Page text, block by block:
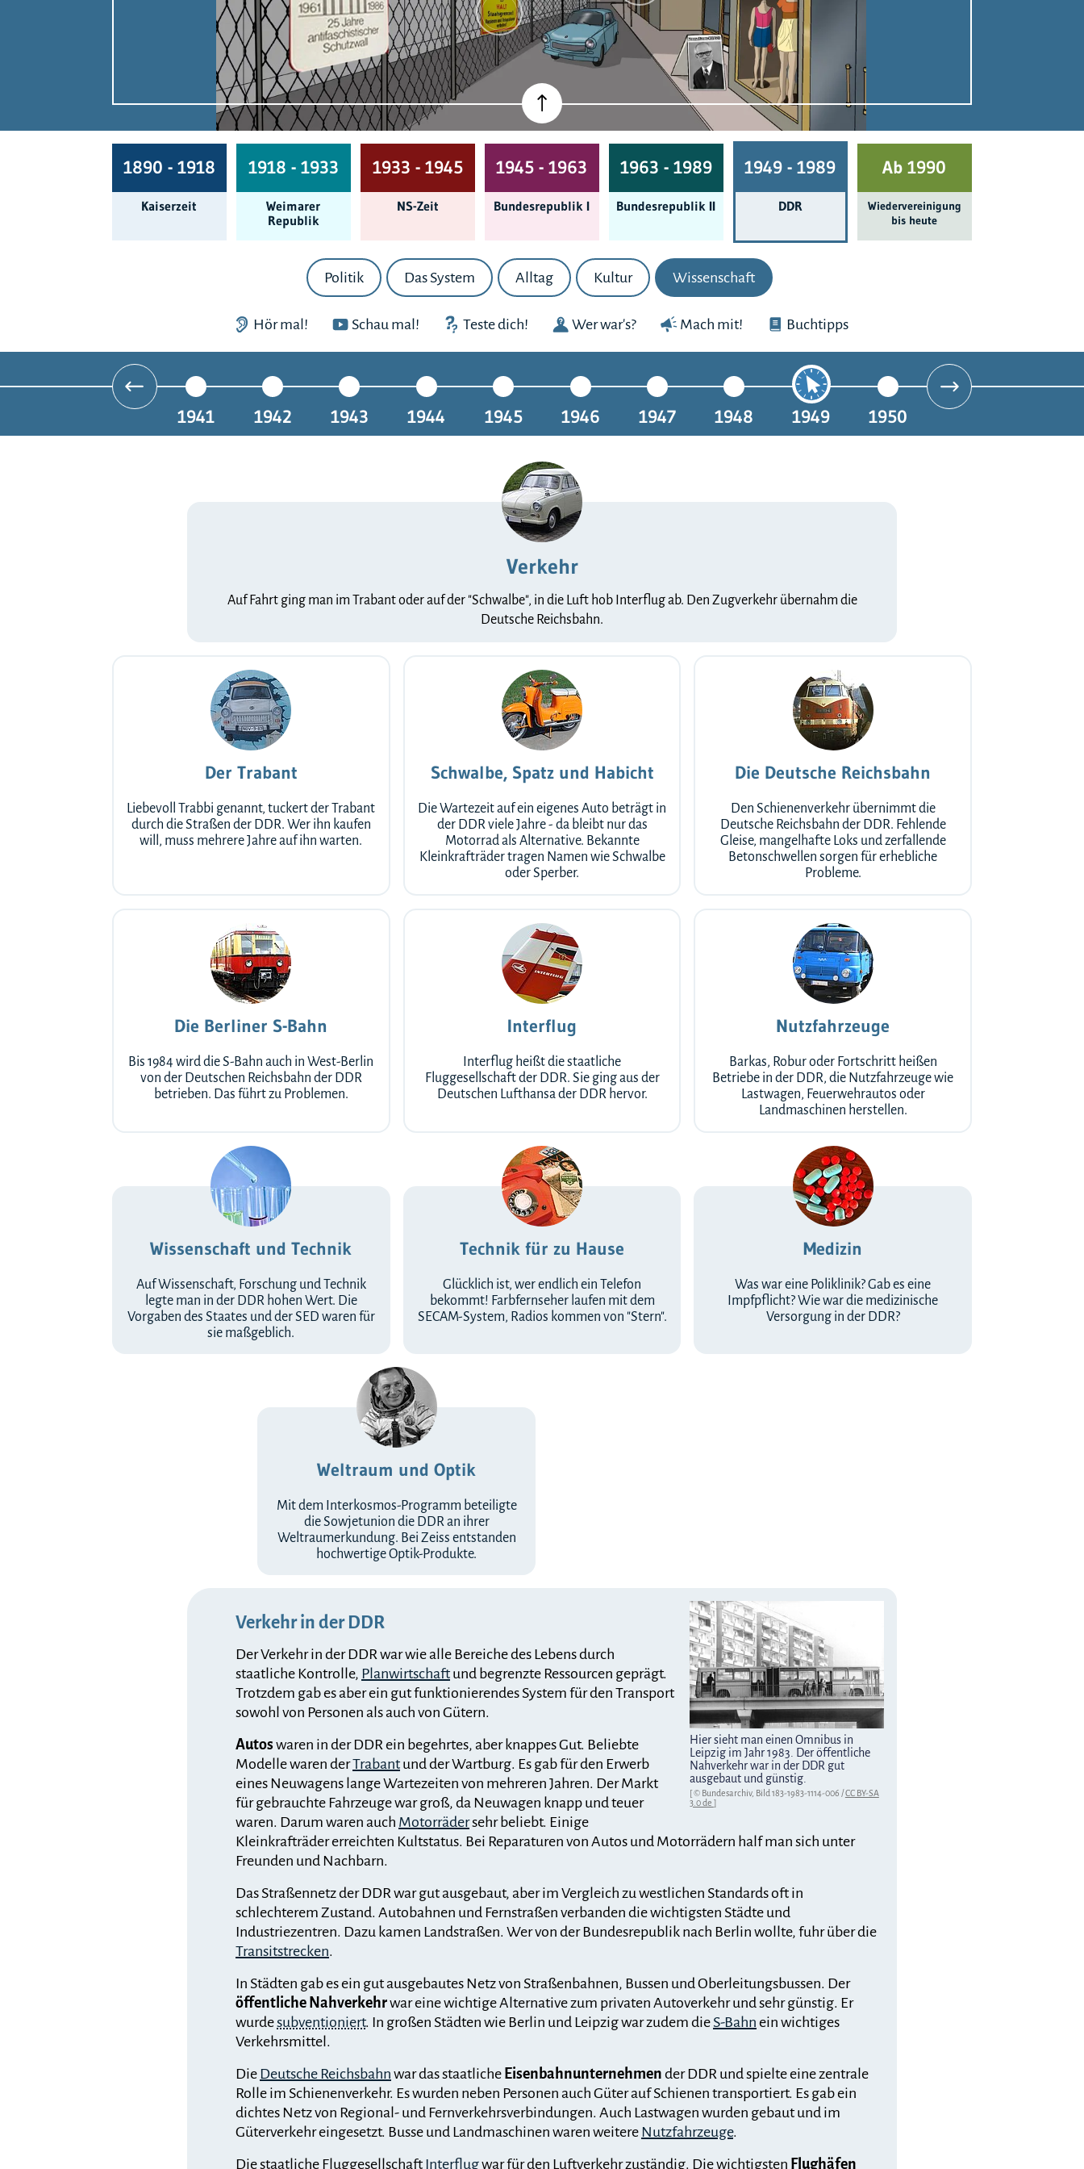
1890 - 1918
Kaiserzeit
1918 - 1933
Weimarer
Republik
1933 - 1945
NS-Zeit
1945 - 1963
Bundes­republik I
1963 - 1989
Bundes­republik II
1949 - 1989
DDR
Ab 1990
Wieder­ver­einigung
bis heute
Politik Das System Alltag Kultur Wissenschaft
Hör mal! Schau mal! Teste dich! Wer war's? Mach mit! Buchtipps
1941 1942 1943 1944 1945 1946 1947 1948 1949 1950
Verkehr
Auf Fahrt ging man im Trabant oder auf der "Schwalbe", in die Luft hob Interflug ab. Den Zugverkehr übernahm die
Deutsche Reichsbahn.
Der Trabant
Liebevoll Trabbi genannt, tuckert der Trabant
durch die Straßen der DDR. Wer ihn kaufen
will, muss mehrere Jahre auf ihn warten.
Schwalbe, Spatz und Habicht
Die Wartezeit auf ein eigenes Auto beträgt in
der DDR viele Jahre - da bleibt nur das
Motorrad als Alternative. Bekannte
Kleinkrafträder tragen Namen wie Schwalbe
oder Sperber.
Die Deutsche Reichsbahn
Den Schienenverkehr übernimmt die
Deutsche Reichsbahn der DDR. Fehlende
Gleise, mangelhafte Loks und zerfallende
Betonschwellen sorgen für erhebliche
Probleme.
Die Berliner S-Bahn
Bis 1984 wird die S-Bahn auch in West-Berlin
von der Deutschen Reichsbahn der DDR
betrieben. Das führt zu Problemen.
Interflug
Interflug heißt die staatliche
Fluggesellschaft der DDR. Sie ging aus der
Deutschen Lufthansa der DDR hervor.
Nutzfahrzeuge
Barkas, Robur oder Fortschritt heißen
Betriebe in der DDR, die Nutzfahrzeuge wie
Lastwagen, Feuerwehrautos oder
Landmaschinen herstellen.
Wissenschaft und Technik
Auf Wissenschaft, Forschung und Technik
legte man in der DDR hohen Wert. Die
Vorgaben des Staates und der SED waren für
sie maßgeblich.
Technik für zu Hause
Glücklich ist, wer endlich ein Telefon
bekommt! Farbfernseher laufen mit dem
SECAM-System, Radios kommen von "Stern".
Medizin
Was war eine Poliklinik? Gab es eine
Impfpflicht? Wie war die medizinische
Versorgung in der DDR?
Weltraum und Optik
Mit dem Interkosmos-Programm beteiligte
die Sowjetunion die DDR an ihrer
Weltraumerkundung. Bei Zeiss entstanden
hochwertige Optik-Produkte.
Hier sieht man einen Omnibus in
Leipzig im Jahr 1983. Der öffentliche
Nahverkehr war in der DDR gut
ausgebaut und günstig.
[ © Bundesarchiv, Bild 183-1983-1114-006 /CC BY-SA
3.0 de ]
Verkehr in der DDR
Der Verkehr in der DDR war wie alle Bereiche des Lebens durch
staatliche Kontrolle, Planwirtschaft und begrenzte Ressourcen geprägt.
Trotzdem gab es aber ein gut funktionierendes System für den Transport
sowohl von Personen als auch von Gütern.
Autos waren in der DDR ein begehrtes, aber knappes Gut. Beliebte
Modelle waren derTrabant und der Wartburg. Es gab für den Erwerb
eines Neuwagens lange Wartezeiten von mehreren Jahren. Der Markt
für gebrauchte Fahrzeuge war groß, da Neuwagen knapp und teuer
waren. Darum waren auch Motorrädersehr beliebt. Einige
Kleinkrafträder erreichten Kultstatus. Bei Reparaturen von Autos und Motorrädern half man sich unter
Freunden und Nachbarn.
Das Straßennetz der DDR war gut ausgebaut, aber im Vergleich zu westlichen Standards oft in
schlechterem Zustand. Autobahnen und Fernstraßen verbanden die wichtigsten Städte und
Industriezentren. Dazu kamen Landstraßen. Wer von der Bundesrepublik nach Berlin wollte, fuhr über die
Transitstrecken.
In Städten gab es ein gut ausgebautes Netz von Straßenbahnen, Bussen und Oberleitungsbussen. Der
öffentliche Nahverkehrwar eine wichtige Alternative zum privaten Autoverkehr und sehr günstig. Er
wurdesubventioniert. In großen Städten wie Berlin und Leipzig war zudem die S-Bahn ein wichtiges
Verkehrsmittel.
Die Deutsche Reichsbahn war das staatliche Eisenbahnunternehmen der DDR und spielte eine zentrale
Rolle im Schienenverkehr. Es wurden neben Personen auch Güter auf Schienen transportiert. Es gab ein
dichtes Netz von Regional- und Fernverkehrsverbindungen. Auch Lastwagen wurden gebaut und im
Güterverkehr eingesetzt. Busse und Landmaschinen waren weitere Nutzfahrzeuge.
Die staatliche Fluggesellschaft Interflugwar für den Luftverkehr zuständig. Die wichtigsten Flughäfen